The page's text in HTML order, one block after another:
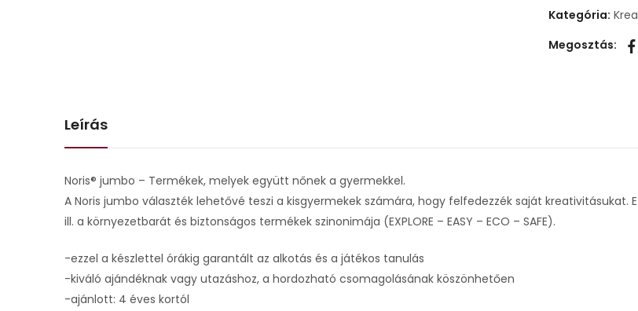
Kategória:
Megosztás:
Leírás
Noris® jumbo – Termékek, melyek együtt nőnek a gyermekkel.
A Noris jumbo választék lehetővé teszi a kisgyermekek számára, hogy felfedezzék saját
ill. a környezetbarát és biztonságos termékek szinonimája (EXPLORE – EASY – ECO – SAFE).
-ezzel a készlettel órákig garantált az alkotás és a játékos tanulás
-kiváló ajándéknak vagy utazáshoz, a hordozható csomagolásának köszönhetően
-ajánlott: 4 éves kortól